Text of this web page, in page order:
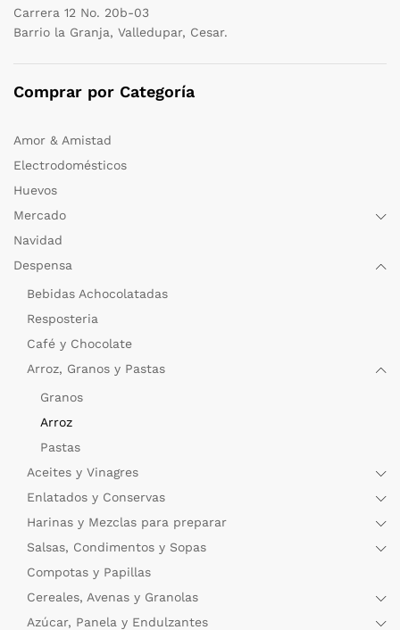
Carrera 12 No. 20b-03
Barrio la Granja, Valledupar, Cesar.
Comprar por Categoría
Amor & Amistad
Electrodomésticos
Huevos
Mercado
Navidad
Despensa
Bebidas Achocolatadas
Resposteria
Café y Chocolate
Arroz, Granos y Pastas
Granos
Arroz
Pastas
Aceites y Vinagres
Enlatados y Conservas
Harinas y Mezclas para preparar
Salsas, Condimentos y Sopas
Compotas y Papillas
Cereales, Avenas y Granolas
Azúcar, Panela y Endulzantes